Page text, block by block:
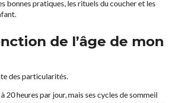
pratiques, les rituels du coucher et les
de l’âge de mon
des particularités.
20 heures par jour, mais ses cycles de sommeil